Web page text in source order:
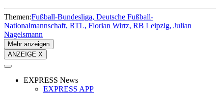
Themen:Fußball-Bundesliga Deutsche Fußball-
Nationalmannschaft RTL Florian Wirtz RB Leipzig Julian
Nagelsmann
Mehr anzeigen
ANZEIGE X
EXPRESS News
EXPRESS APP